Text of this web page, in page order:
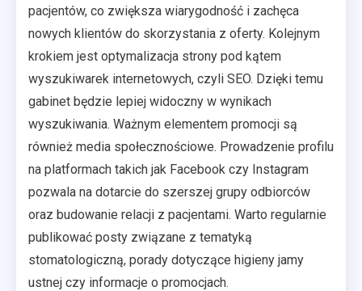
pacjentów, co zwiększa wiarygodność i zachęca
nowych klientów do skorzystania z oferty. Kolejnym
krokiem jest optymalizacja strony pod kątem
wyszukiwarek internetowych, czyli SEO. Dzięki temu
gabinet będzie lepiej widoczny w wynikach
wyszukiwania. Ważnym elementem promocji są
również media społecznościowe. Prowadzenie profilu
na platformach takich jak Facebook czy Instagram
pozwala na dotarcie do szerszej grupy odbiorców
oraz budowanie relacji z pacjentami. Warto regularnie
publikować posty związane z tematyką
stomatologiczną, porady dotyczące higieny jamy
ustnej czy informacje o promocjach.